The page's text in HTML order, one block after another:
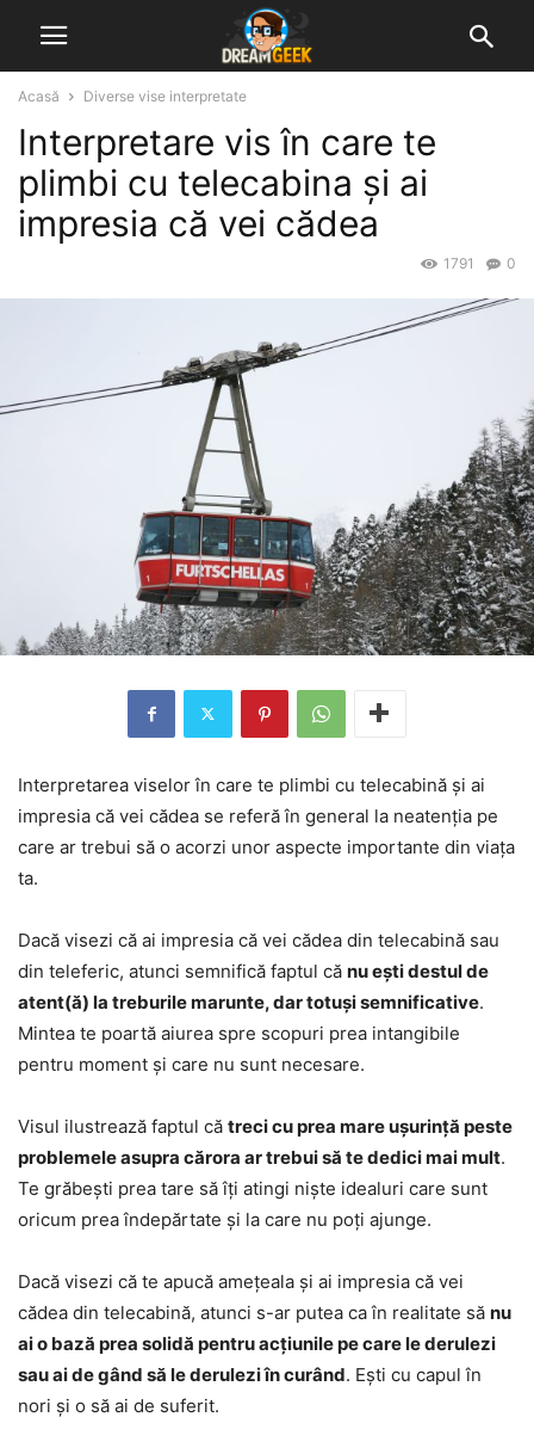
Acasă Diverse vise interpretate
Interpretare vis în care te
plimbi cu telecabina și ai
impresia că vei cădea
0
1791
Interpretarea viselor în care te plimbi cu telecabină și ai
impresia că vei cădea se referă în general la neatenția pe
care ar trebui să o acorzi unor aspecte importante din viața
ta.
Dacă visezi că ai impresia că vei cădea din telecabină sau
din teleferic, atunci semnifică faptul că nu ești destul de
atent(ă) la treburile marunte, dar totuși semnificative.
Mintea te poartă aiurea spre scopuri prea intangibile
pentru moment și care nu sunt necesare.
Visul ilustrează faptul că treci cu prea mare ușurință peste
problemele asupra cărora ar trebui să te dedici mai mult.
Te grăbești prea tare să îți atingi niște idealuri care sunt
oricum prea îndepărtate și la care nu poți ajunge.
Dacă visezi că te apucă amețeala și ai impresia că vei
cădea din telecabină, atunci s-ar putea ca în realitate să nu
ai o bază prea solidă pentru acțiunile pe care le derulezi
sau ai de gând să le derulezi în curând. Ești cu capul în
nori și o să ai de suferit.